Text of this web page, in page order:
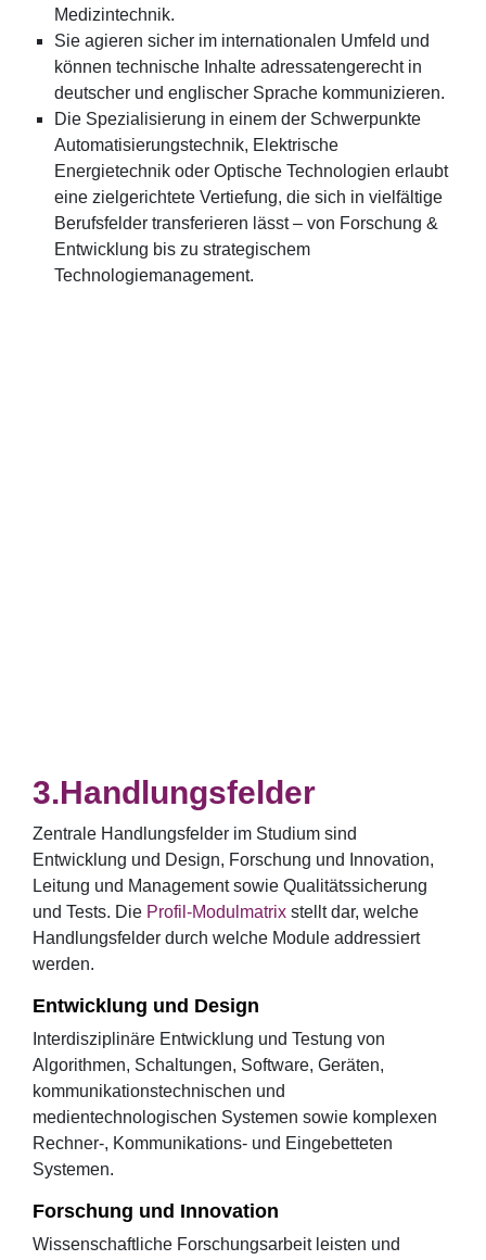
Medizintechnik.
Sie agieren sicher im internationalen Umfeld und
können technische Inhalte adressatengerecht in
deutscher und englischer Sprache kommunizieren.
Die Spezialisierung in einem der Schwerpunkte
Automatisierungstechnik, Elektrische
Energietechnik oder Optische Technologien erlaubt
eine zielgerichtete Vertiefung, die sich in vielfältige
Berufsfelder transferieren lässt – von Forschung &
Entwicklung bis zu strategischem
Technologiemanagement.
Handlungsfelder
Zentrale Handlungsfelder im Studium sind
Entwicklung und Design, Forschung und Innovation,
Leitung und Management sowie Qualitätssicherung
und Tests. Die Profil-Modulmatrix stellt dar, welche
Handlungsfelder durch welche Module addressiert
werden.
Entwicklung und Design
Interdisziplinäre Entwicklung und Testung von
Algorithmen, Schaltungen, Software, Geräten,
kommunikationstechnischen und
medientechnologischen Systemen sowie komplexen
Rechner-, Kommunikations- und Eingebetteten
Systemen.
Forschung und Innovation
Wissenschaftliche Forschungsarbeit leisten und